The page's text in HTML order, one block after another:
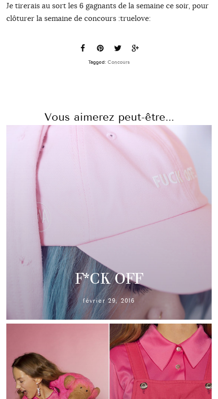
Je tirerais au sort les 6 gagnants de la semaine ce soir, pour
clôturer la semaine de concours :truelove:
Tagged: Concours
Vous aimerez peut-être...
F*CK OFF
février 29, 2016